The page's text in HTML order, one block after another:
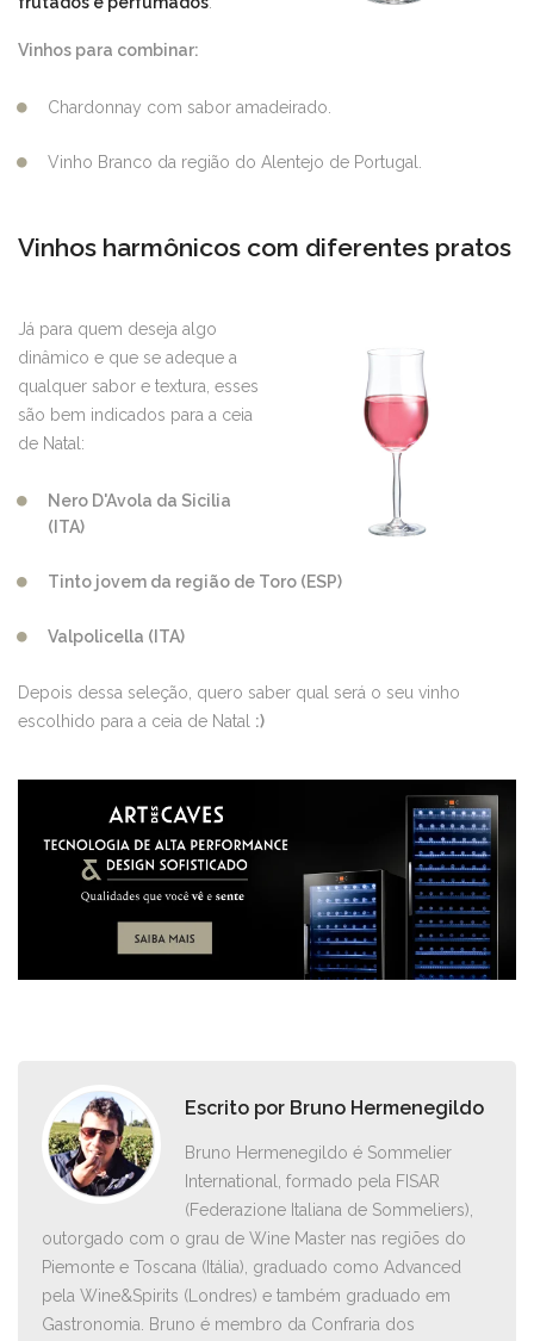
Vinhos para combinar:
Chardonnay com sabor amadeirado.
Vinho Branco da região do Alentejo de Portugal.
Vinhos harmônicos com diferentes pratos
Já para quem deseja algo
dinâmico e que se adeque a
qualquer sabor e textura, esses
são bem indicados para a ceia
de Natal:
Nero D'Avola da Sicilia
(ITA)
Tinto jovem da região de Toro (ESP)
Valpolicella (ITA)
Depois dessa seleção, quero saber qual será o seu vinho
escolhido para a ceia de Natal :)
Escrito por Bruno Hermenegildo
Bruno Hermenegildo é Sommelier
International, formado pela FISAR
(Federazione Italiana de Sommeliers),
outorgado com o grau de Wine Master nas regiões do
Piemonte e Toscana (Itália), graduado como Advanced
pela Wine&Spirits (Londres) e também graduado em
Gastronomia. Bruno é membro da Confraria dos